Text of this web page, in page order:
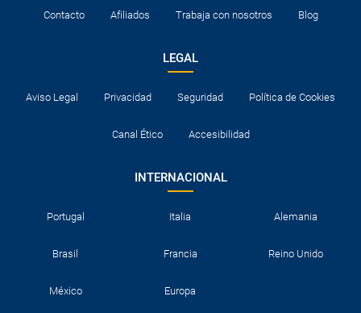
Contacto Afiliados Trabaja con nosotros Blog
LEGAL
Aviso Legal Privacidad Seguridad Política de Cookies
Canal Ético Accesibilidad
INTERNACIONAL
Portugal Italia Alemania
Brasil Francia Reino Unido
México Europa